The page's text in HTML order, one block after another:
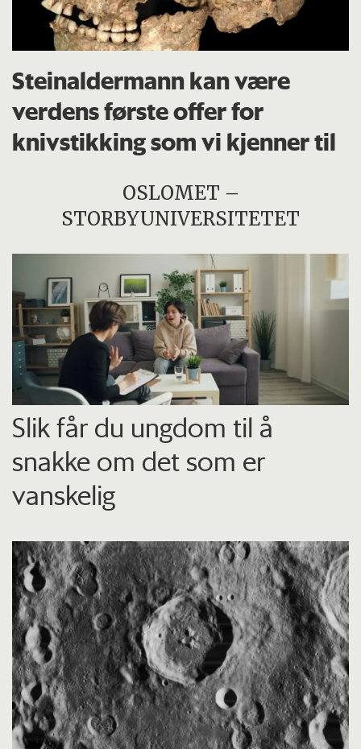
Steinaldermann kan være
verdens første offer for
knivstikking som vi kjenner til
OSLOMET –
STORBYUNIVERSITETET
Slik får du ungdom til å
snakke om det som er
vanskelig